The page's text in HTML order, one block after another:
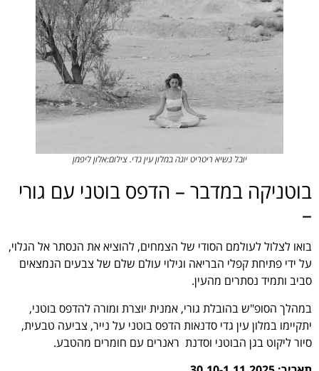
יובל נשיא ריטריט יוגה במלון עין גדי. צילום:אלון ליפמן
בוטניקה במדבר – הדפס בוטני עם גורי
–
בואו לצלול לעולמם הסודי של הצמחים, להוציא את הנסתר אל הגלוי,
על ידי פתיחת קפלי הבריאה וגילוי עולם שלם של צבעים הנמצאים
סביב ותמיד נסתרים מהעין.
במהלך הסופ"ש בהובלת גורי, אמנית יוצרת ומורה להדפס בוטני,
יתקיימו במלון עין גדי סדנאות הדפס בוטני על נייר, צביעה טבעית,
סיור ליקוט בגן הבוטני וסדנת ראנרים עם חומרים מהטבע.